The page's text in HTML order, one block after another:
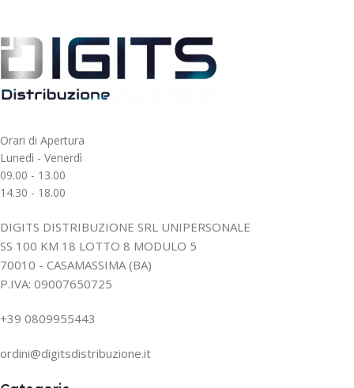
Orari di Apertura
Lunedì - Venerdì
09.00 - 13.00
14.30 - 18.00
DIGITS DISTRIBUZIONE SRL UNIPERSONALE
SS 100 KM 18 LOTTO 8 MODULO 5
70010 - CASAMASSIMA (BA)
P.IVA: 09007650725
+39 0809955443
ordini@digitsdistribuzione.it